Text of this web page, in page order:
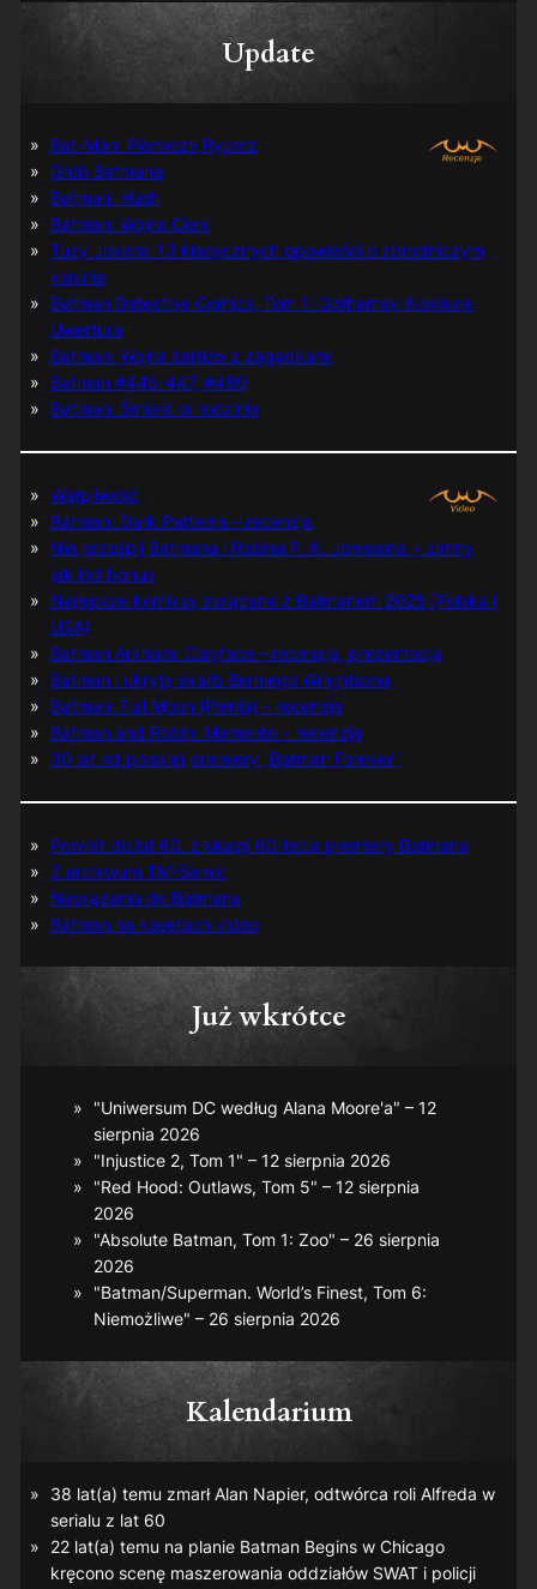
Update
Bat-Man: Pierwszy Rycerz
Grób Batmana
Batman: Hush
Batman: Wojna Cieni
Tuzy Jokera: 13 klasycznych opowieści o zbrodniczym
klaunie
Batman Detective Comics, Tom 1: Gothamski Nokturn:
Uwertura
Batman: Wojna żartów z zagadkami
Batman #445-447, #480
Batman: Śmierć w rodzinie
Wątpliwość
Batman: Dark Patterns – recenzja
Nie prześpij Batmana i Robina P. K. Johnsona + zimny
jak lód bonus
Najlepsze komiksy związane z Batmanem 2025 (Polska i
USA)
Batman Arkham: Clayface – recenzja, prezentacja
Batman i ukryty skarb Berniego Wrightsona
Batman: Full Moon (Pełnia) – recenzja
Batman and Robin: Memento – recenzja
30 lat od polskiej premiery „Batman Forever”
Powrót do lat 60. z okazji 60-lecia premiery Batmana
Z archiwum TM-Semic
Nawiązania do Batmana
Batman na kasetach video
Już wkrótce
"Uniwersum DC według Alana Moore'a" – 12
sierpnia 2026
"Injustice 2, Tom 1" – 12 sierpnia 2026
"Red Hood: Outlaws, Tom 5" – 12 sierpnia
2026
"Absolute Batman, Tom 1: Zoo" – 26 sierpnia
2026
"Batman/Superman. World’s Finest, Tom 6:
Niemożliwe" – 26 sierpnia 2026
Kalendarium
38 lat(a) temu zmarł Alan Napier, odtwórca roli Alfreda w
serialu z lat 60
22 lat(a) temu na planie Batman Beginsw Chicago
kręcono scenę maszerowania oddziałów SWAT i policji